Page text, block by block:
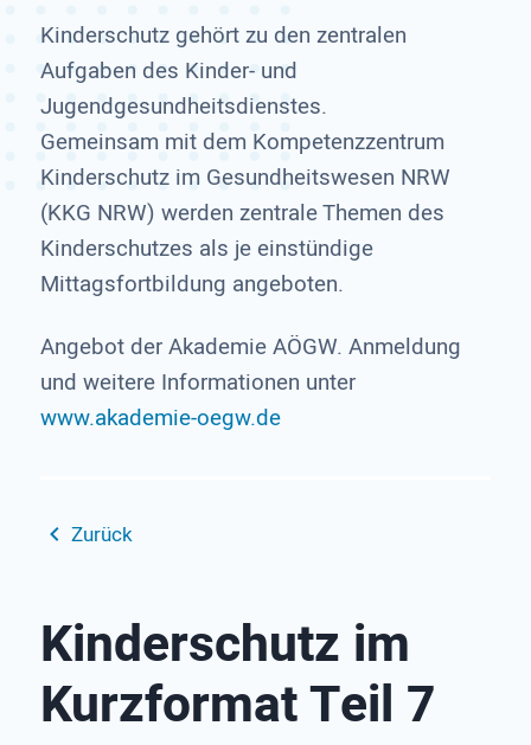
Kinderschutz gehört zu den zentralen
Aufgaben des Kinder- und
Jugendgesundheitsdienstes.
Gemeinsam mit dem Kompetenzzentrum
Kinderschutz im Gesundheitswesen NRW
(KKG NRW) werden zentrale Themen des
Kinderschutzes als je einstündige
Mittagsfortbildung angeboten.
Angebot der Akademie AÖGW. Anmeldung
und weitere Informationen unter
www.akademie-oegw.de
Zurück
Kinderschutz im
Kurzformat Teil 7